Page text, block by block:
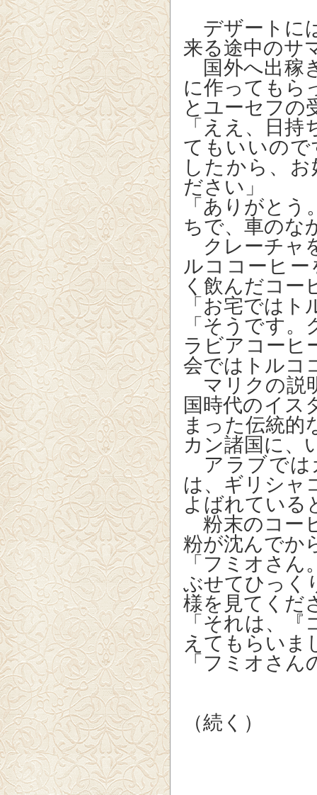
デザートに
来る途中のサ
国外へ出稼
に作ってもら
とユーセフの
「ええ、日
てもいいの
したから、
ださい」
「ありがと
ちで、車のな
クレーチャ
ルココーヒ
く飲んだコー
「お宅では
「そうです
ラビアコーヒ
会ではトルコ
マリクの説
国時代のイス
まった伝統的
カン諸国に、
アラブでは
は、ギリシャ
よばれている
粉末のコー
粉が沈んでか
「フミオさ
ぶせてひっく
様を見てくだ
「それは、
えてもらいま
「フミオさ
（続く）